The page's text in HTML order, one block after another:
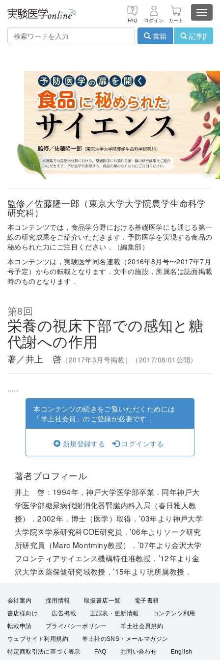
FAQ ログイン カート
書籍
記事β
監修／佐藤隆一郎（東京大学大学院農学生命科学
研究科）
本コンテンツでは，食品学分野における基礎医学にも通じる第一
線の研究成果をご紹介いただきます．予防医学を実現する食品の
秘められた力にご注目ください．（編集部）
本コンテンツは，実験医学同名連載（2016年8月号〜2017年7月
号予定）からの転載となります．文中の施設，所属名は誌面掲載
時のものとなります．
第8回
栄養の視床下部での感知と糖
代謝への作用
著／井上 啓 ［2017年3月号掲載］（2017/08/01公開）
.....
本コンテンツの続きをご覧いただくためには
「羊土社会員」のご登録が必要です．
新規登録する ログインする
著者プロフィール
井上 啓：1994年，神戸大学医学部卒業．同年神戸大
学医学部糖尿病代謝消化器腎臓内科入局（春日雅人教
授）．2002年，博士（医学）取得．’03年より神戸大学
大学院医学系研究科COE研究員，’06年よりソーク研究
所研究員（Marc Montminy教授）．’07年より金沢大学
フロンティアサイエンス機構特任准教授．’12年より金
沢大学医薬保健研究域教授，’15年より現所属教授．
会社案内 採用情報 取扱書店一覧
電子書籍
書店様向け
広告掲載 正誤表・更新情報
コンテンツ利用
転載申請
プライバシーポリシー
羊土社会員規約
ウェブサイト利用規約
羊土社のSNS・メールマガジン
特定商取引法に基づく表示
FAQ お問い合わせ English